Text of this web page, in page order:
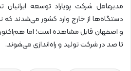
مدیرعامل شرکت پویاراد توسعه
دستگاه‌ها از خارج وارد کشور می‌شدند که
و اصفهان قابل مشاهده است؛ اما
تا صد در شرکت تولید و راه‌اندازی می‌شوند.